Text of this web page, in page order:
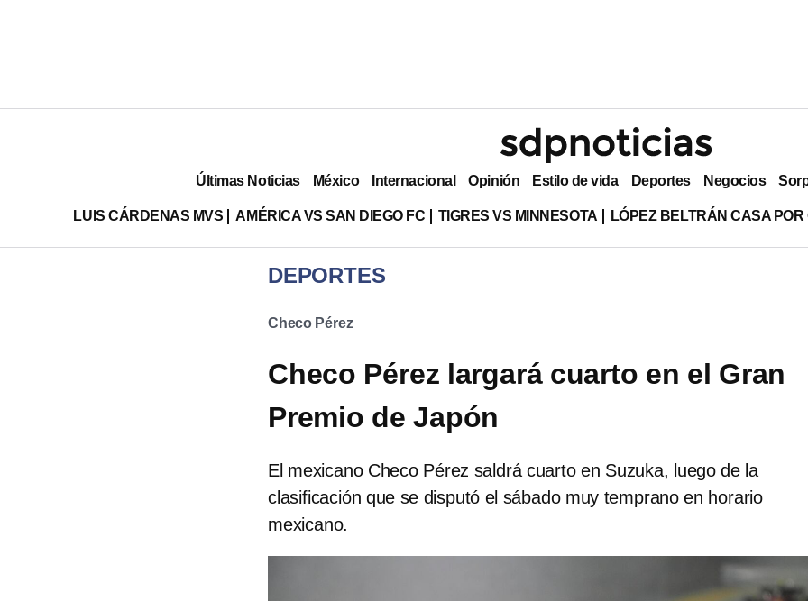
Últimas Noticias México Internacional Opinión Estilo de vida Deportes Negocios
LUIS CÁRDENAS MVS AMÉRICA VS SAN DIEGO FC TIGRES VS MINNESOTA LÓPEZ BELTRÁN CASA
DEPORTES
Checo Pérez
Checo Pérez largará cuarto en el Gran
Premio de Japón
El mexicano Checo Pérez saldrá cuarto en Suzuka, luego de la
clasificación que se disputó el sábado muy temprano en horario
mexicano.